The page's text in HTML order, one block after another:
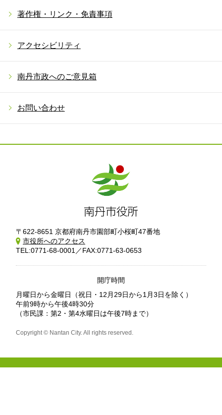
著作権・リンク・免責事項
アクセシビリティ
南丹市政へのご意見箱
お問い合わせ
〒622-8651 京都府南丹市園部町小桜町47番地
市役所へのアクセス
TEL:0771-68-0001／FAX:0771-63-0653
開庁時間
月曜日から金曜日
（祝日・12月29日から1月3日を除く）
午前9時から午後4時30分
（市民課：第2・第4水曜日は午後7時まで）
Copyright © Nantan City. All rights reserved.